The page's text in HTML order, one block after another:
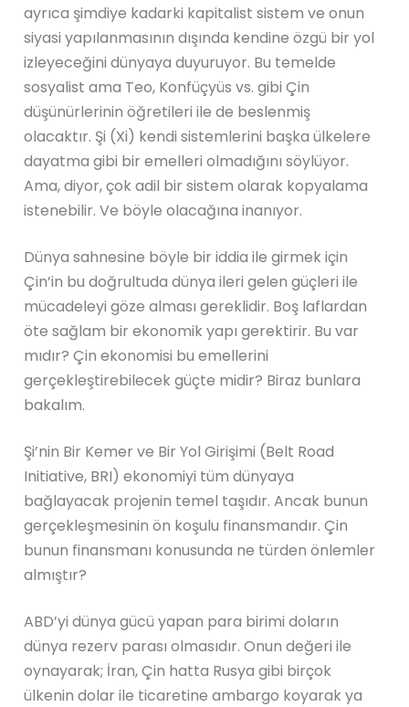
ayrıca şimdiye kadarki kapitalist sistem ve onun
siyasi yapılanmasının dışında kendine özgü bir yol
izleyeceğini dünyaya duyuruyor. Bu temelde
sosyalist ama Teo, Konfüçyüs vs. gibi Çin
düşünürlerinin öğretileri ile de beslenmiş
olacaktır. Şi (Xi) kendi sistemlerini başka ülkelere
dayatma gibi bir emelleri olmadığını söylüyor.
Ama, diyor, çok adil bir sistem olarak kopyalama
istenebilir. Ve böyle olacağına inanıyor.
Dünya sahnesine böyle bir iddia ile girmek için
Çin’in bu doğrultuda dünya ileri gelen güçleri ile
mücadeleyi göze alması gereklidir. Boş laflardan
öte sağlam bir ekonomik yapı gerektirir. Bu var
mıdır? Çin ekonomisi bu emellerini
gerçekleştirebilecek güçte midir? Biraz bunlara
bakalım.
Şi’nin Bir Kemer ve Bir Yol Girişimi (Belt Road
Initiative, BRI) ekonomiyi tüm dünyaya
bağlayacak projenin temel taşıdır. Ancak bunun
gerçekleşmesinin ön koşulu finansmandır. Çin
bunun finansmanı konusunda ne türden önlemler
almıştır?
ABD’yi dünya gücü yapan para birimi doların
dünya rezerv parası olmasıdır. Onun değeri ile
oynayarak; İran, Çin hatta Rusya gibi birçok
ülkenin dolar ile ticaretine ambargo koyarak ya